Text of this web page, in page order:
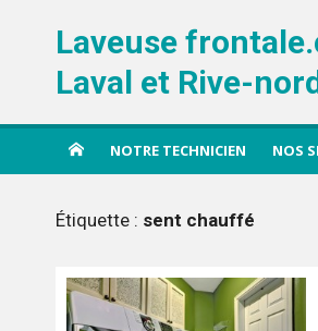
Laveuse
Laval et Rive-
NOTRE TECHNICIEN NOS
Étiquette : sent chauffé